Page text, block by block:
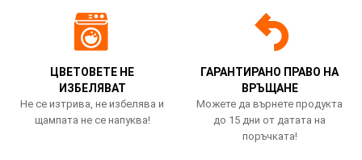
ЦВЕТОВЕТЕ НЕ
ИЗБЕЛЯВАТ
Не се изтрива, не избелява и
щампата не се напуква!
ГАРАНТИРАНО ПРАВО НА
ВРЪЩАНЕ
Можете да върнете продукта
до 15 дни от датата на
поръчката!